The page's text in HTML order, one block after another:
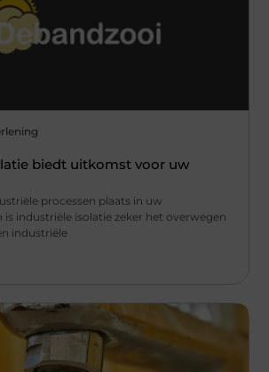
biedt uitkomst voor uw
processen plaats in uw
is industriële isolatie zeker het overwegen
industriële